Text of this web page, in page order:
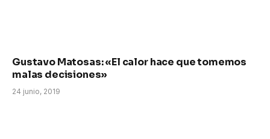
Gustavo Matosas: «El calor hace que tomemos
malas decisiones»
24 junio, 2019